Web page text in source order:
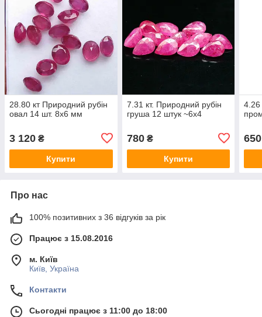
28.80 кт Природний рубін
овал 14 шт. 8х6 мм
3 120 ₴
Купити
7.31 кт. Природний рубін
груша 12 штук ~6х4
780₴
Купити
4.26
650
Про нас
100% позитивних з 36 відгуків за рік
Працює з 15.08.2016
м. Київ
Київ, Україна
Контакти
Сьогодні працює з 11:00 до 18:00